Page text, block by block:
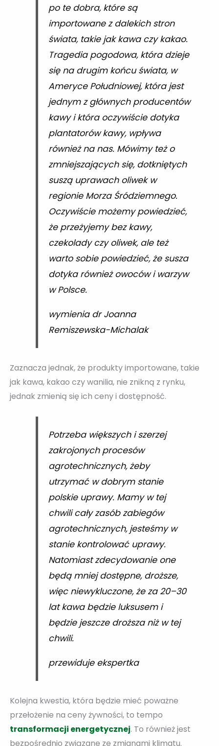
po te dobra, które są
importowane z dalekich stron
świata, takie jak kawa czy kakao.
Tragedia pogodowa, która dzieje
się na drugim końcu świata, w
Ameryce Południowej, która jest
jednym z głównych producentów
kawy i która oczywiście dotyka
plantatorów kawy, wpływa
również na nas. Mówimy też o
zmniejszających się, dotkniętych
suszą uprawach oliwek w
regionie Morza Śródziemnego.
Oczywiście możemy powiedzieć,
że przeżyjemy bez kawy,
czekolady czy oliwek, ale też
warto sobie powiedzieć, że susza
dotyka również owoców i warzyw
w Polsce.
wymienia dr Joanna
Remiszewska-Michalak
Zaznacza jednak, że produkty importowane, takie
jak kawa, kakao czy wanilia, nie znikną z rynku,
jednak zmienią się ich ceny i dostępność.
Potrzeba większych i szerzej
zakrojonych procesów
agrotechnicznych, żeby
utrzymać w dobrym stanie
polskie uprawy. Mamy w tej
chwili cały zasób zabiegów
agrotechnicznych, jesteśmy w
stanie kontrolować uprawy.
Natomiast zdecydowanie one
będą mniej dostępne, droższe,
więc niewykluczone, że za 20–30
lat kawa będzie luksusem i
będzie jeszcze droższa niż w tej
chwili.
przewiduje ekspertka
Kolejna kwestia, która będzie mieć poważne
przełożenie na ceny żywności, to tempo
transformacji energetycznej. To również jest
bezpośrednio związane ze zmianami klimatu.